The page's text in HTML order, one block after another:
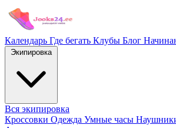
Календарь Где бегать Клубы Блог
Экипировка
Вся экипировка
Кроссовки Одежда Умные часы